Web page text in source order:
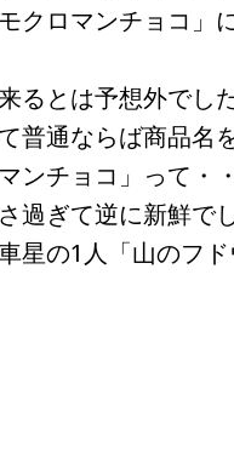
クロマンチョコ」
とは予想外でした
普通ならば商品名
ンチョコ」って・
過ぎて逆に新鮮で
星の1人「山のフ